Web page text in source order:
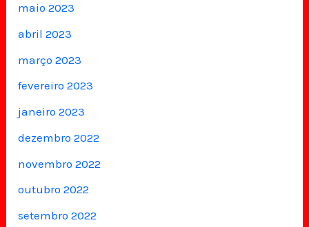
maio 2023
abril 2023
março 2023
fevereiro 2023
janeiro 2023
dezembro 2022
novembro 2022
outubro 2022
setembro 2022